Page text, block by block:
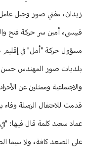
زيدان، مفتي صور وجبل
قبيسي، أمين سر حركة فتح
مسؤول حركة "أمل" في
بلديات صور المهندس حسن
والاجتماعية وممثلين عن
قدمت للاحتفال الزميلة
عماد سعيد كلمة قال فيها:
على الصعد كافة، ولا سيما